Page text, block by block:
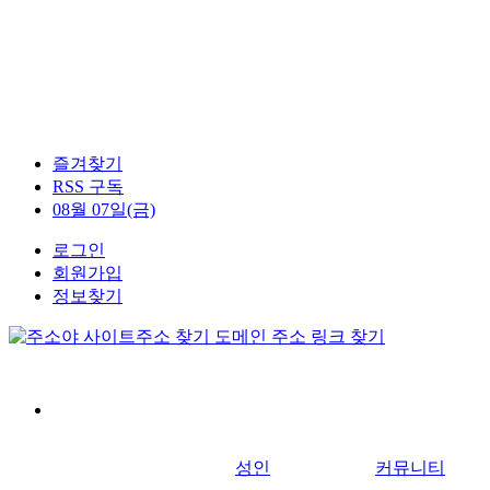
즐겨찾기
RSS 구독
08월 07일(금)
로그인
회원가입
정보찾기
성인 커뮤니티